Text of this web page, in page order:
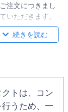
されます。予め
注文につきまし
いただきます。
トは、コン
うため、一